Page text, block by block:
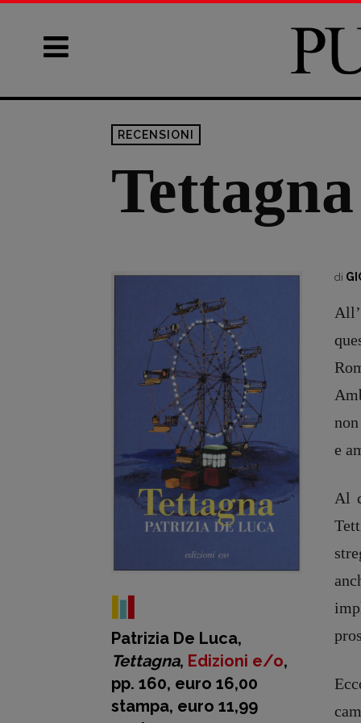
RECENSIONI
Patrizia De Luca,
Tettagna, Edizioni e/o,
pp. 160, euro 16,00
stampa, euro 11,99
di
e
Al